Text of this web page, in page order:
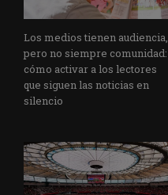
Los medios tienen audiencia,
pero no siempre comunidad:
cómo activar a los lectores
que siguen las noticias en
silencio